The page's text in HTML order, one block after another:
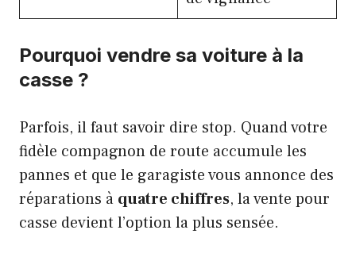
Pourquoi vendre sa voiture à la
casse ?
Parfois, il faut savoir dire stop. Quand votre
fidèle compagnon de route accumule les
pannes et que le garagiste vous annonce des
réparations à quatre chiffres, la vente pour
casse devient l’option la plus sensée.